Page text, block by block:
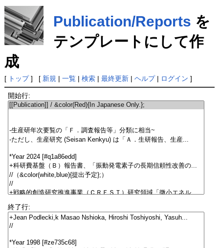
Publication/Reports を
テンプレートにして作
成
[ トップ] [ 新規 | 一覧| 検索| 最終更新| ヘルプ| ログイン ]
開始行:
終了行: